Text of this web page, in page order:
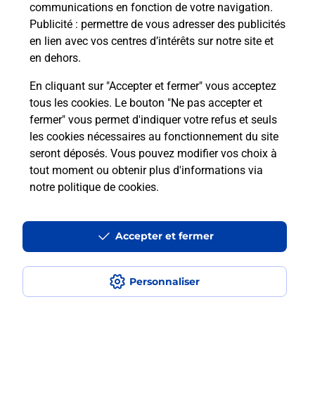
communications en fonction de votre navigation.
Publicité : permettre de vous adresser des publicités
en lien avec vos centres d’intérêts sur notre site et
en dehors.
En cliquant sur "Accepter et fermer" vous acceptez
tous les cookies. Le bouton "Ne pas accepter et
fermer" vous permet d'indiquer votre refus et seuls
les cookies nécessaires au fonctionnement du site
seront déposés. Vous pouvez modifier vos choix à
tout moment ou obtenir plus d'informations via
notre politique de cookies.
Personnaliser
Accepter et fermer
En savoir plus
Questions fréquemment posées
Comment retourner un colis acheté
en ligne depuis votre boîte aux lettres
Comment envoyer un colis ou faire un
retour chez un e-commerçant sans se
déplacer ?
Envoyer un petit colis au meilleur